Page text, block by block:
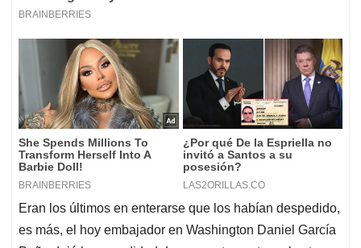
Eran los últimos en enterarse que los habían despedido,
es más, el hoy embajador en Washington Daniel García